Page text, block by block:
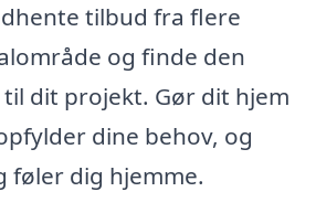
tilbud fra flere
og finde den
dit projekt. Gør dit hjem
dine behov, og
føler dig hjemme.